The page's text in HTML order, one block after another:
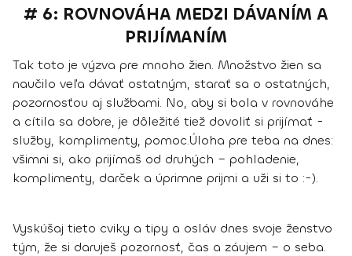
# 6: ROVNOVÁHA MEDZI DÁVANÍM A
PRIJÍMANÍM
Tak toto je výzva pre mnoho žien. Množstvo žien sa
naučilo veľa dávať ostatným, starať sa o ostatných,
pozornosťou aj službami. No, aby si bola v rovnováhe
a cítila sa dobre, je dôležité tiež dovoliť si prijímať -
služby, komplimenty, pomoc.Úloha pre teba na dnes:
všimni si, ako prijímaš od druhých – pohladenie,
komplimenty, darček a úprimne prijmi a uži si to :-).
Vyskúšaj tieto cviky a tipy a osláv dnes svoje ženstvo
tým, že si daruješ pozornosť, čas a záujem – o seba.